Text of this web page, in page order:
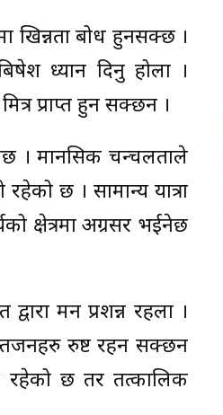
खिन्नता बोध हुनसक्छ ।
ध्यान दिनु होला ।
प्राप्त हुन सक्छन ।
। मानसिक चन्चलताले
रहेको छ । सामान्य यात्रा
क्षेत्रमा अग्रसर भईनेछ
मन प्रशन्न रहला ।
रुष्ट रहन सक्छन
रहेको छ तर तत्कालिक